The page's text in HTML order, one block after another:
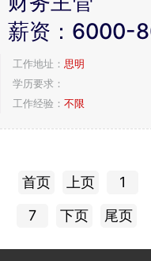
薪资： 6000-
工作地址： 思明
学历要求：
工作经验： 不限
首页 上页 1
7
下页 尾页